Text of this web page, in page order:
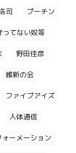
司 プーチン
ってない奴等
野田佳彦
維新の会
ファイブアイズ
人体通信
ーメーション